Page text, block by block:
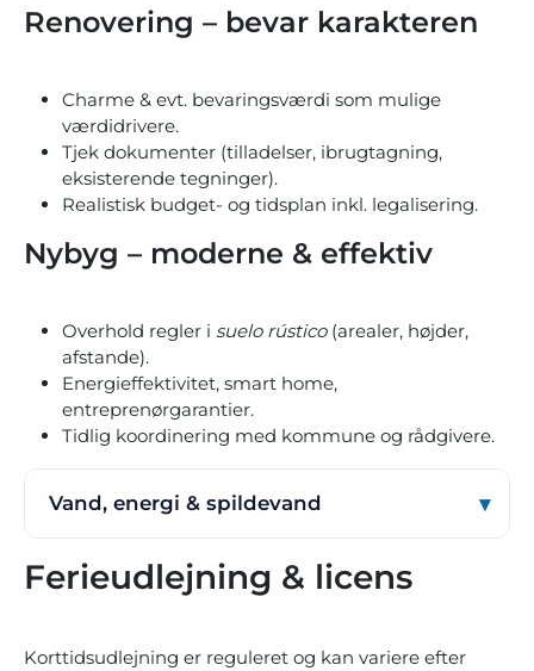
Renovering – bevar karakteren
Charme & evt. bevaringsværdi som mulige
værdidrivere.
Tjek dokumenter (tilladelser, ibrugtagning,
eksisterende tegninger).
Realistisk budget- og tidsplan inkl. legalisering.
Nybyg – moderne & effektiv
Overhold regler i suelo rústico(arealer, højder,
afstande).
Energieffektivitet, smart home,
entreprenørgarantier.
Tidlig koordinering med kommune og rådgivere.
Vand, energi & spildevand
Ferieudlejning & licens
Korttidsudlejning er reguleret og kan variere efter